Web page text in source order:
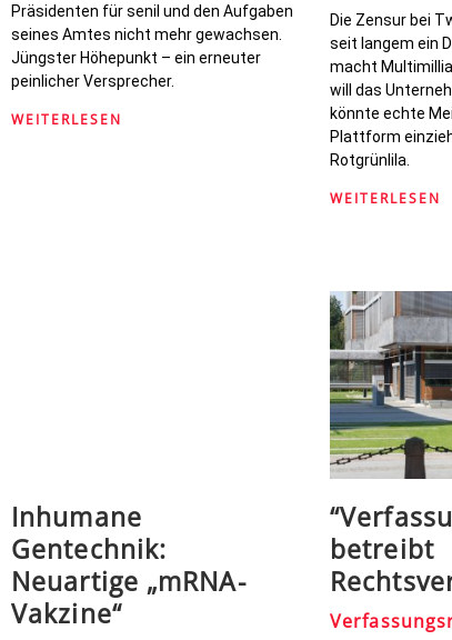
Präsidenten für senil und den Aufgaben
seines Amtes nicht mehr gewachsen.
Jüngster Höhepunkt – ein erneuter
peinlicher Versprecher.
WEITERLESEN
Die Zensur bei
seit langem ein
macht
will das
könnte echte
Plattform
Rotgrünlila.
WEITERLESEN
Inhumane
Gentechnik:
Neuartige „mRNA-
Vakzine“
betreibt